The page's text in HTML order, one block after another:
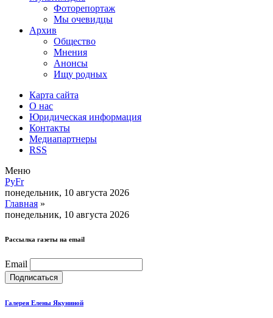
Фоторепортаж
Мы очевидцы
Архив
Общество
Мнения
Анонсы
Ищу родных
Карта сайта
О нас
Юридическая информация
Контакты
Медиапартнеры
RSS
Меню
РуFr
понедельник, 10 августа 2026
Главная »
понедельник, 10 августа 2026
Рассылка газеты на email
Email
Галерея Елены Якуниной